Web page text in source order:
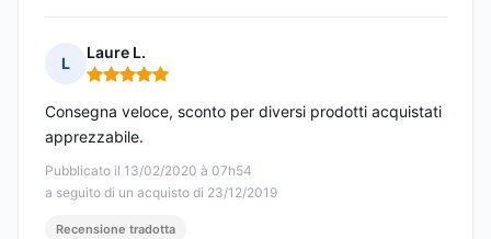
L
Laure L.
Nota: 5 su 5
Pubblicato il 13/02/2020 à 07h54
a seguito di un acquisto di 23/12/2019
Consegna veloce, sconto per diversi prodotti acquistati
apprezzabile.
Recensione tradotta